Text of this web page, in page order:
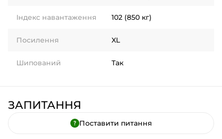
Індекс навантаження 102 (850 кг)
Посилення XL
Шипований Так
ЗАПИТАННЯ
Поставити питання